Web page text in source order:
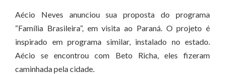
Aécio Neves anunciou sua proposta do programa
“Família Brasileira”, em visita ao Paraná. O projeto é
inspirado em programa similar, instalado no estado.
Aécio se encontrou com Beto Richa, eles fizeram
caminhada pela cidade.